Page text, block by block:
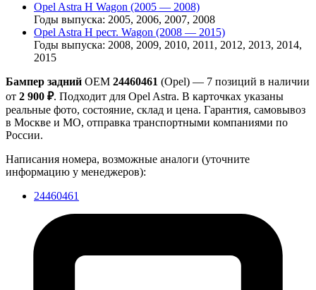
Opel Astra H Wagon (2005 — 2008)
Годы выпуска: 2005, 2006, 2007, 2008
Opel Astra H рест. Wagon (2008 — 2015)
Годы выпуска: 2008, 2009, 2010, 2011, 2012, 2013, 2014,
2015
Бампер задний OEM 24460461 (Opel) — 7 позиций в наличии
от 2 900 ₽. Подходит для Opel Astra. В карточках указаны
реальные фото, состояние, склад и цена. Гарантия, самовывоз
в Москве и МО, отправка транспортными компаниями по
России.
Написания номера, возможные аналоги (уточните
информацию у менеджеров):
24460461